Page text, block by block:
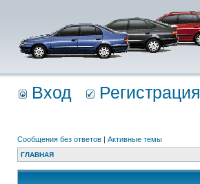
Вход Регистрация
Сообщения без ответов | Активные темы
ГЛАВНАЯ